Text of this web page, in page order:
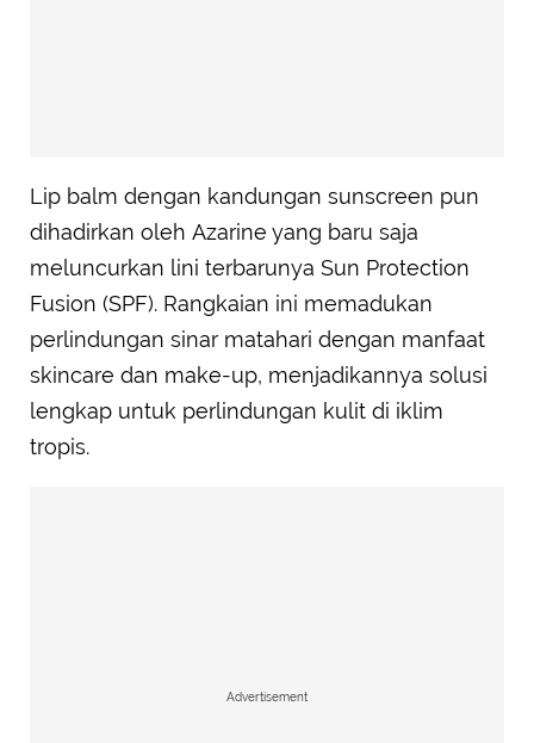
Lip balm dengan kandungan sunscreen pun
dihadirkan oleh Azarine yang baru saja
meluncurkan lini terbarunya Sun Protection
Fusion (SPF). Rangkaian ini memadukan
perlindungan sinar matahari dengan manfaat
skincare dan make-up, menjadikannya solusi
lengkap untuk perlindungan kulit di iklim
tropis.
Advertisement